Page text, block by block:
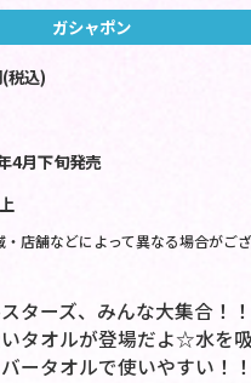
ガシャポン
税込)
4月下旬発売
店舗などによって異なる場合がご
ターズ、みんな大集合！
タオルが登場だよ☆水を
ータオルで使いやすい！！